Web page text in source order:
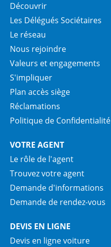
Découvrir
Les Délégués Sociétaires
Le réseau
Nous rejoindre
Valeurs et engagements
S'impliquer
Plan accès siège
Réclamations
Politique de Confidentialité
VOTRE AGENT
Le rôle de l'agent
Trouvez votre agent
Demande d'informations
Demande de rendez-vous
DEVIS EN LIGNE
Devis en ligne voiture